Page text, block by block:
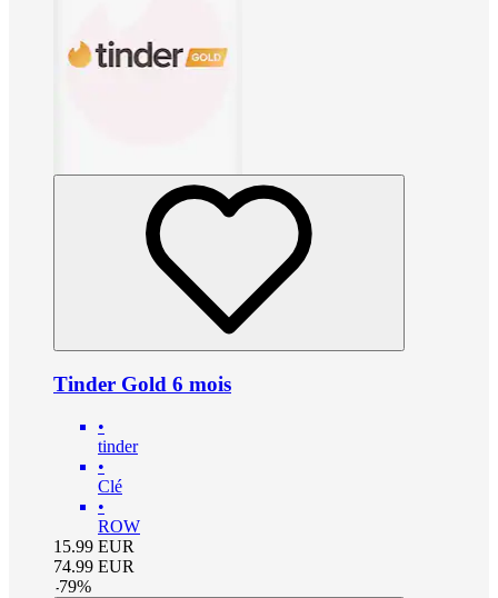
Tinder Gold 6 mois
•
tinder
•
Clé
•
ROW
15.99 EUR
74.99 EUR
-79%